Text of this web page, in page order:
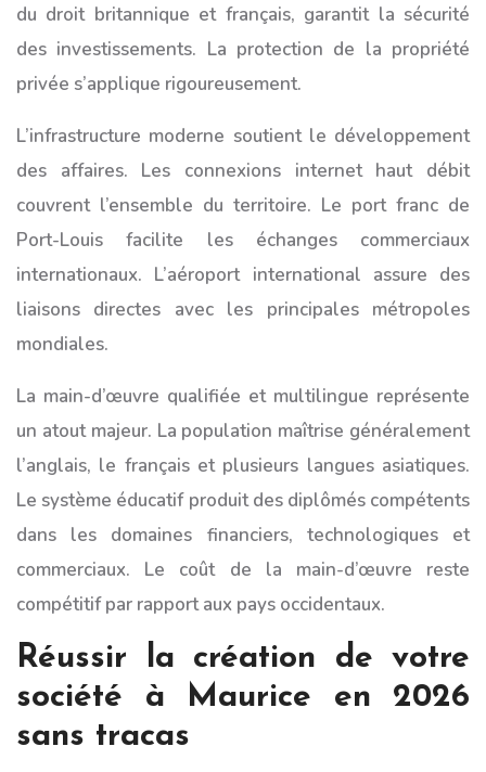
du droit britannique et français, garantit la sécurité
des investissements. La protection de la propriété
privée s’applique rigoureusement.
L’infrastructure moderne soutient le développement
des affaires. Les connexions internet haut débit
couvrent l’ensemble du territoire. Le port franc de
Port-Louis facilite les échanges commerciaux
internationaux. L’aéroport international assure des
liaisons directes avec les principales métropoles
mondiales.
La main-d’œuvre qualifiée et multilingue représente
un atout majeur. La population maîtrise généralement
l’anglais, le français et plusieurs langues asiatiques.
Le système éducatif produit des diplômés compétents
dans les domaines financiers, technologiques et
commerciaux. Le coût de la main-d’œuvre reste
compétitif par rapport aux pays occidentaux.
Réussir la création de votre
société à Maurice en 2026
sans tracas